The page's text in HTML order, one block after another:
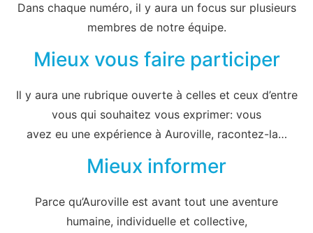
Dans chaque numéro, il y aura un focus sur plusieurs
membres de notre équipe.
Mieux vous faire participer
Il y aura une rubrique ouverte à celles et ceux d’entre
vous qui souhaitez vous exprimer: vous
avez eu une expérience à Auroville, racontez-la…
Mieux informer
Parce qu’Auroville est avant tout une aventure
humaine, individuelle et collective,